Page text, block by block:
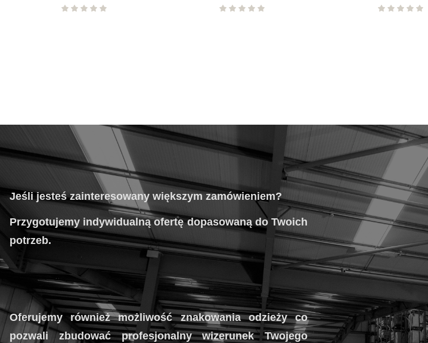
Jeśli jesteś zainteresowany większym zamówieniem?
Przygotujemy indywidualną ofertę dopasowaną do Twoich
potrzeb.
Oferujemy również możliwość znakowania odzieży co
pozwali zbudować profesjonalny wizerunek Twojego